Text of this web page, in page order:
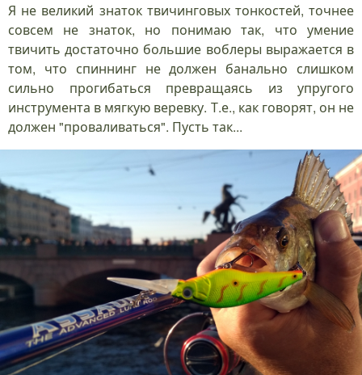
Я не великий знаток твичинговых тонкостей, точнее
совсем не знаток, но понимаю так, что умение
твичить достаточно большие воблеры выражается в
том, что спиннинг не должен банально слишком
сильно прогибаться превращаясь из упругого
инструмента в мягкую веревку. Т.е., как говорят, он не
должен "проваливаться". Пусть так...